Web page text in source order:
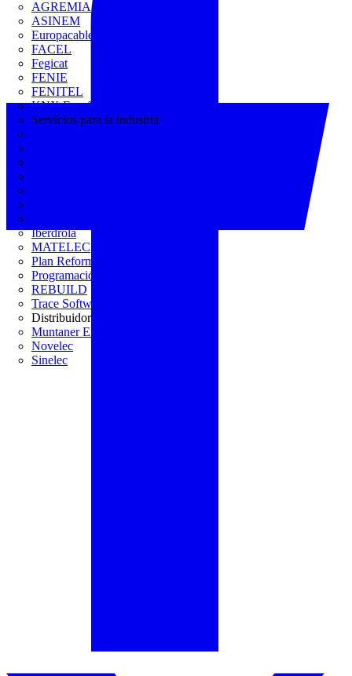
AGREMIA
ASINEM
Europacable
FACEL
Fegicat
FENIE
FENITEL
KNX España
Servicios para la industria
Iberdrola
MATELEC
Plan Reforma
Programación Integral
REBUILD
Trace Software
Distribuidor
Muntaner Electro
Novelec
Sinelec